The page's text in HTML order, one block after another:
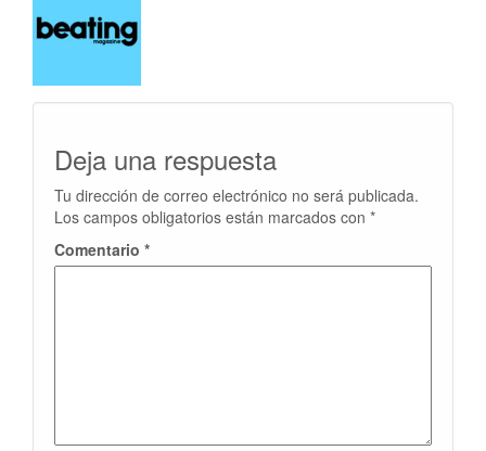
Deja una respuesta
Tu dirección de correo electrónico no será publicada.
Los campos obligatorios están marcados con *
Comentario *